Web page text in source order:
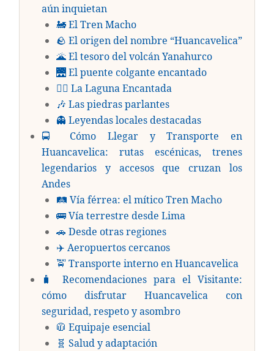
aún inquietan
🚂 El Tren Macho
🪨 El origen del nombre “Huancavelica”
🌋 El tesoro del volcán Yanahurco
🌉 El puente colgante encantado
🧜‍♀️ La Laguna Encantada
🎶 Las piedras parlantes
👻 Leyendas locales destacadas
🚍 Cómo Llegar y Transporte en
Huancavelica: rutas escénicas, trenes
legendarios y accesos que cruzan los
Andes
🛤️ Vía férrea: el mítico Tren Macho
🚌 Vía terrestre desde Lima
🚗 Desde otras regiones
✈️ Aeropuertos cercanos
🚖 Transporte interno en Huancavelica
🧳 Recomendaciones para el Visitante:
cómo disfrutar Huancavelica con
seguridad, respeto y asombro
🧥 Equipaje esencial
🧬 Salud y adaptación